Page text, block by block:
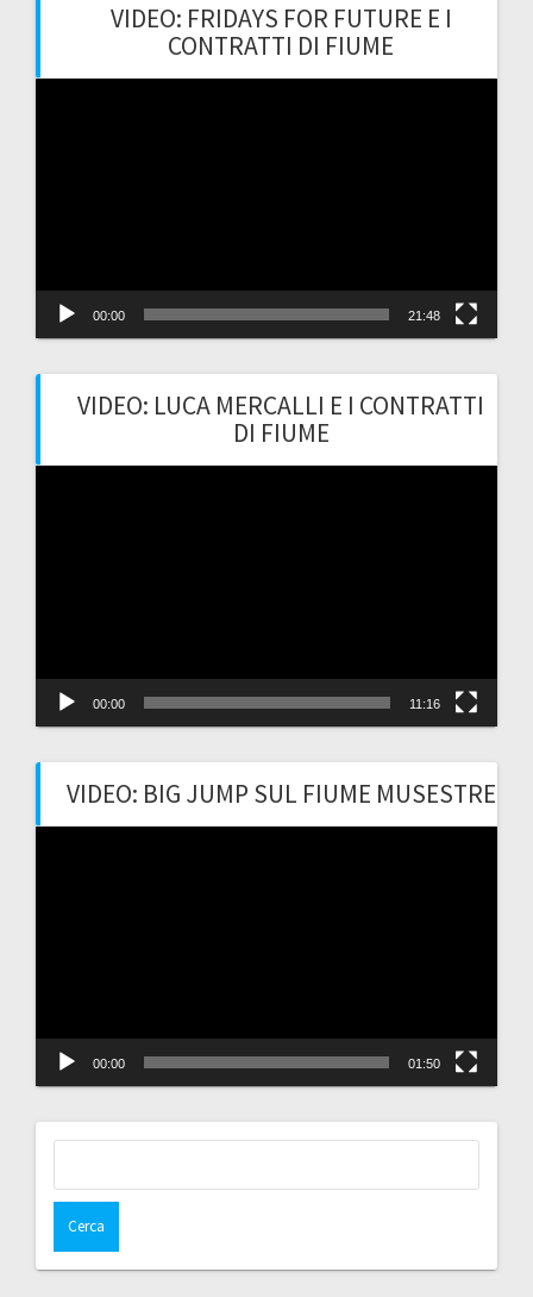
VIDEO: FRIDAYS FOR FUTURE E I
CONTRATTI DI FIUME
00:00 21:48
VIDEO: LUCA MERCALLI E I CONTRATTI
DI FIUME
00:00 11:16
VIDEO: BIG JUMP SUL FIUME MUSESTRE
00:00 01:50